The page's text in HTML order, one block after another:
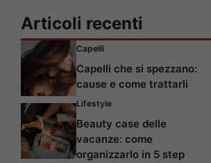
Articoli recenti
Capelli
Capelli che si spezzano:
cause e come trattarli
Lifestyle
Beauty case delle
vacanze: come
organizzarlo in 5 step